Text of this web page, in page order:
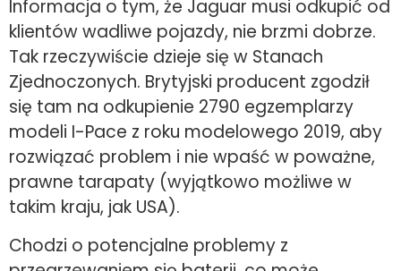
Informacja o tym, że Jaguar musi odkupić od
klientów wadliwe pojazdy, nie brzmi dobrze.
Tak rzeczywiście dzieje się w Stanach
Zjednoczonych. Brytyjski producent zgodził
się tam na odkupienie 2790 egzemplarzy
modeli I-Pace z roku modelowego 2019, aby
rozwiązać problem i nie wpaść w poważne,
prawne tarapaty (wyjątkowo możliwe w
takim kraju, jak USA).
Chodzi o potencjalne problemy z